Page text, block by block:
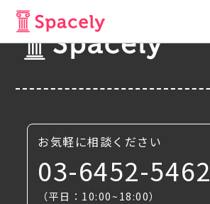
お気軽に相談ください
03-6452-5462
（平日：10:00~18:00）